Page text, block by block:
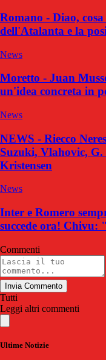
Romano - Diao,
dell'Atalanta e la
News
Moretto - Juan
un'idea concreta in
News
NEWS - Riecco
Suzuki, Vlahovic, G.
Kristensen
News
Inter e Romero
succede ora! Chivu:
Commenti
Invia Commento
Tutti
Leggi altri commenti
Ultime Notizie